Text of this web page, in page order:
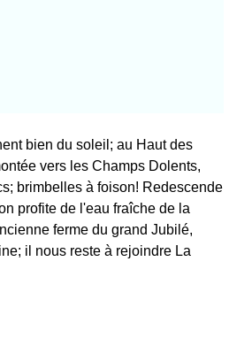
bien du soleil; au Haut des
vers les Champs Dolents,
brimbelles à foison! Redescende
profite de l'eau fraîche de la
ferme du grand Jubilé,
il nous reste à rejoindre La